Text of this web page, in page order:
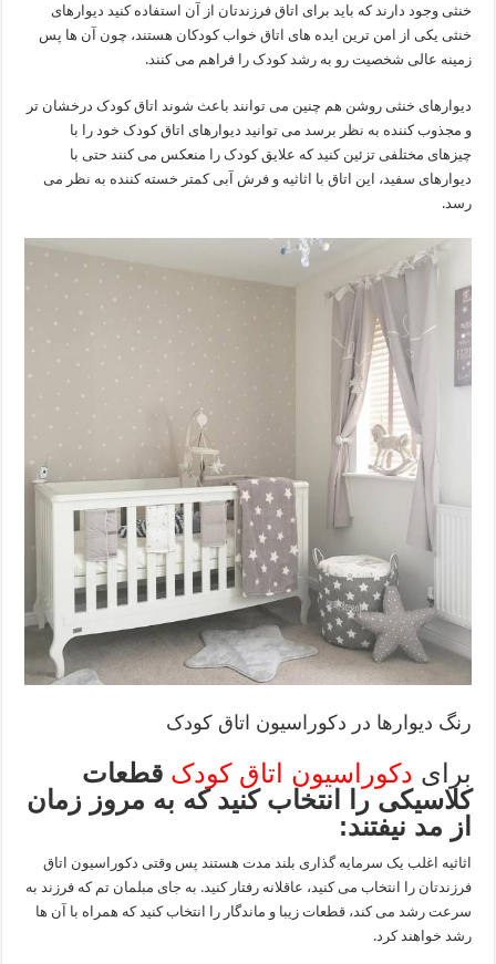
خنثی وجود دارند که باید برای اتاق فرزندتان از آن استفاده کنید دیوارهای
خنثی یکی از امن ترین ایده های اتاق خواب کودکان هستند، چون آن ها پس
زمینه عالی شخصیت رو به رشد کودک را فراهم می کنند.
دیوارهای خنثی روشن هم چنین می توانند باعث شوند اتاق کودک درخشان تر
و مجذوب کننده به نظر برسد می توانید دیوارهای اتاق کودک خود را با
چیزهای مختلفی تزئین کنید که علایق کودک را منعکس می کنند حتی با
دیوارهای سفید، این اتاق با اثاثیه و فرش آبی کمتر خسته کننده به نظر می
رسد.
رنگ دیوارها در دکوراسیون اتاق کودک
برای دکوراسیون اتاق کودکقطعات
کلاسیکی را انتخاب کنید که به مروز زمان
از مد نیفتند:
اثاثیه اغلب یک سرمایه گذاری بلند مدت هستند پس وقتی دکوراسیون اتاق
فرزندتان را انتخاب می کنید، عاقلانه رفتار کنید. به جای مبلمان تم که فرزند به
سرعت رشد می کند، قطعات زیبا و ماندگار را انتخاب کنید که همراه با آن ها
رشد خواهند کرد.